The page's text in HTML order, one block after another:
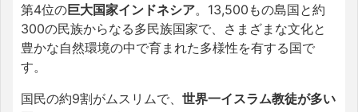
第4位の巨大国家インドネシア。13,500もの島国と約
300の民族からなる多民族国家で、さまざまな文化と
豊かな自然環境の中で育まれた多様性を有する国で
す。
国民の約9割がムスリムで、 世界一イスラム教徒が多い